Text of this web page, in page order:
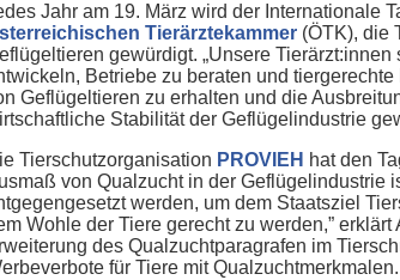
Jahr am 19. März wird der Internationale
Tierärztekammer (ÖTK), die
gewürdigt. „Unsere
Betriebe zu beraten und
Geflügeltieren zu erhalten und die
Stabilität der Geflügelindustrie
Tierschutzorganisation PROVIEH hat den
von Qualzucht in der Geflügelindustrie
werden, um dem Staatsziel
Wohle der Tiere gerecht zu werden,”
des Qualzuchtparagrafen im
für Tiere mit Qualzuchtmerkmalen.